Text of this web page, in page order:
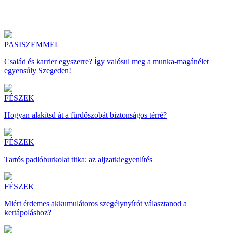
PASISZEMMEL
Család és karrier egyszerre? Így valósul meg a munka-magánélet
egyensúly Szegeden!
FÉSZEK
Hogyan alakítsd át a fürdőszobát biztonságos térré?
FÉSZEK
Tartós padlóburkolat titka: az aljzatkiegyenlítés
FÉSZEK
Miért érdemes akkumulátoros szegélynyírót választanod a
kertápoláshoz?